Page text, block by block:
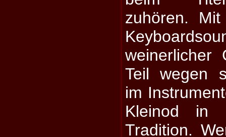
zuhören.
weinerlicher
Teil wegen
im
Kleinod in
Tradition.